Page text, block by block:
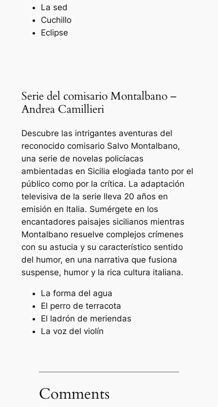
La sed
Cuchillo
Eclipse
Serie del comisario Montalbano –
Andrea Camillieri
Descubre las intrigantes aventuras del
reconocido comisario Salvo Montalbano,
una serie de novelas policíacas
ambientadas en Sicilia elogiada tanto por el
público como por la crítica. La adaptación
televisiva de la serie lleva 20 años en
emisión en Italia. Sumérgete en los
encantadores paisajes sicilianos mientras
Montalbano resuelve complejos crímenes
con su astucia y su característico sentido
del humor, en una narrativa que fusiona
suspense, humor y la rica cultura italiana.
La forma del agua
El perro de terracota
El ladrón de meriendas
La voz del violín
Comments